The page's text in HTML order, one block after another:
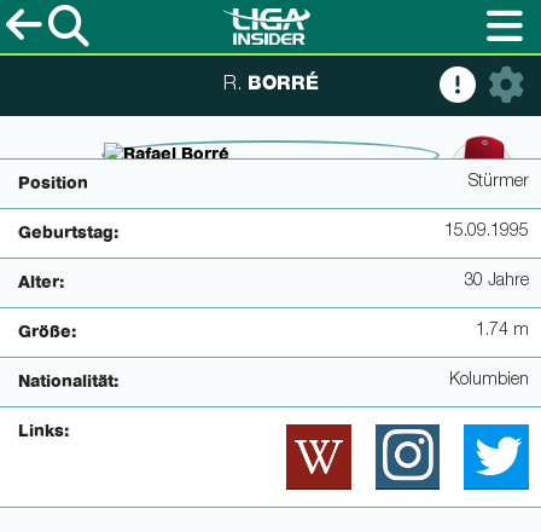
R. BORRÉ
© www.bundesliga.com
Position Stürmer
Geburtstag: 15.09.1995
Alter: 30 Jahre
Größe: 1.74 m
Nationalität: Kolumbien
Links: